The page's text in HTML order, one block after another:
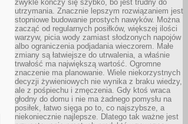
zwykle kończy się szybko, bo jest trudny do
utrzymania. Znacznie lepszym rozwiązaniem jest
stopniowe budowanie prostych nawyków. Można
zacząć od regularnych posiłków, większej ilości
warzyw, picia wody zamiast słodzonych napojów
albo ograniczenia podjadania wieczorem. Małe
zmiany są łatwiejsze do utrwalenia, a właśnie
trwałość ma największą wartość. Ogromne
znaczenie ma planowanie. Wiele niekorzystnych
decyzji żywieniowych nie wynika z braku wiedzy,
ale z pośpiechu i zmęczenia. Gdy ktoś wraca
głodny do domu i nie ma żadnego pomysłu na
posiłek, łatwo sięga po to, co najszybsze, a
niekoniecznie najlepsze. Dlatego tak ważne jest